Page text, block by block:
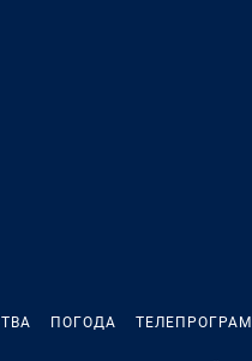
ПОГОДА